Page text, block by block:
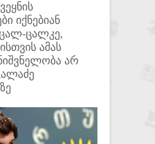
იქნებიან
ცალკე,
ამას
არ